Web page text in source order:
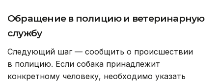
Обращение в полицию и ветеринарную
службу
Следующий шаг — сообщить о происшествии
в полицию. Если собака принадлежит
конкретному человеку, необходимо указать